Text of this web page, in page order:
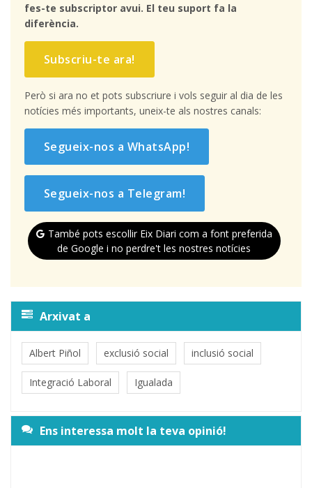
fes-te subscriptor avui. El teu suport fa la
diferència.
Subscriu-te ara!
Però si ara no et pots subscriure i vols seguir al dia de les
notícies més importants, uneix-te als nostres canals:
Segueix-nos a WhatsApp!
Segueix-nos a Telegram!
També pots escollir Eix Diari com a font preferida
de Google i no perdre't les nostres notícies
Arxivat a
Albert Piñol exclusió social inclusió social
Integració Laboral Igualada
Ens interessa molt la teva opinió!